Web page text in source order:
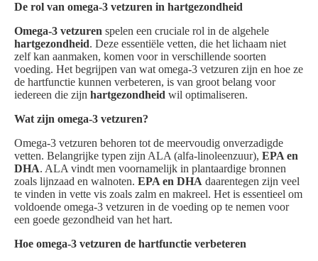
De rol van omega-3 vetzuren in hartgezondheid
Omega-3 vetzuren spelen een cruciale rol in de algehele
hartgezondheid. Deze essentiële vetten, die het lichaam niet
zelf kan aanmaken, komen voor in verschillende soorten
voeding. Het begrijpen van wat omega-3 vetzuren zijn en hoe ze
de hartfunctie kunnen verbeteren, is van groot belang voor
iedereen die zijn hartgezondheid wil optimaliseren.
Wat zijn omega-3 vetzuren?
Omega-3 vetzuren behoren tot de meervoudig onverzadigde
vetten. Belangrijke typen zijn ALA (alfa-linoleenzuur), EPA en
DHA. ALA vindt men voornamelijk in plantaardige bronnen
zoals lijnzaad en walnoten. EPA en DHA daarentegen zijn veel
te vinden in vette vis zoals zalm en makreel. Het is essentieel om
voldoende omega-3 vetzuren in de voeding op te nemen voor
een goede gezondheid van het hart.
Hoe omega-3 vetzuren de hartfunctie verbeteren